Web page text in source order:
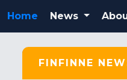
Home News
FINFINNE